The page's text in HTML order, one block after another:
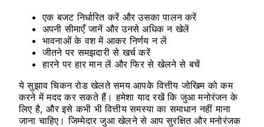
एक बजट निर्धारित करें और उसका पालन करें
अपनी सीमाएँ जानें और उनसे अधिक न खेलें
भावनाओं के वश में आकर निर्णय न लें
जीतने पर समझदारी से खर्च करें
हारने पर हार मान लें और फिर से खेलने से बचें
ये सुझाव चिकन रोड खेलते समय आपके वित्तीय जोखिम को कम
करने में मदद कर सकते हैं। हमेशा याद रखें कि जुआ मनोरंजन के
लिए है, और इसे कभी भी वित्तीय समस्या का समाधान नहीं माना
जाना चाहिए। जिम्मेदार जुआ खेलने से आप सुरक्षित और मनोरंजक